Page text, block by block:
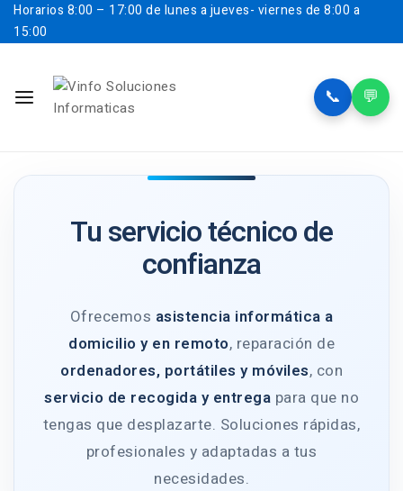
Horarios 8:00 – 17:00 de lunes a jueves- viernes de 8:00 a
15:00
📞 💬
Tu servicio técnico de
confianza
Ofrecemos asistencia informática a
domicilio y en remoto, reparación de
ordenadores, portátiles y móviles, con
servicio de recogida y entrega para que no
tengas que desplazarte. Soluciones rápidas,
profesionales y adaptadas a tus
necesidades.